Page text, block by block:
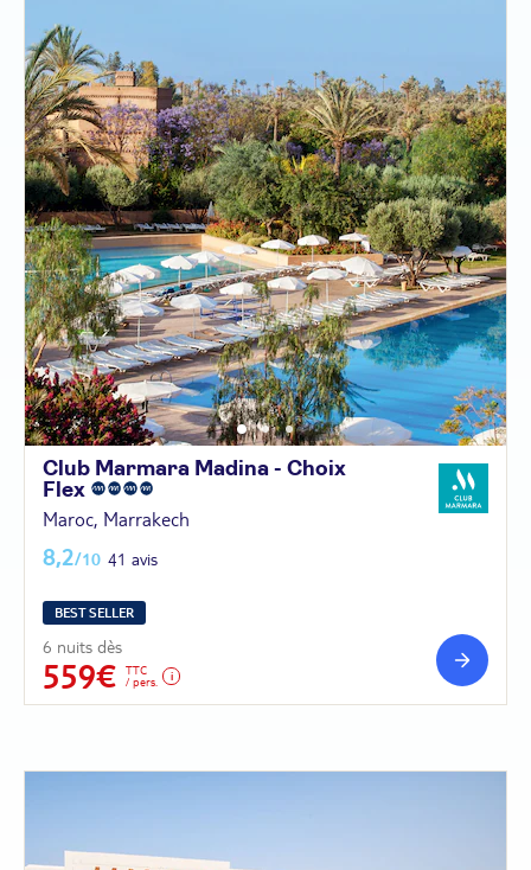
Club Marmara Madina - Choix
Flex
Maroc, Marrakech
8,2/10 41 avis
BEST SELLER
6 nuits dès
559€
TTC
/ pers.